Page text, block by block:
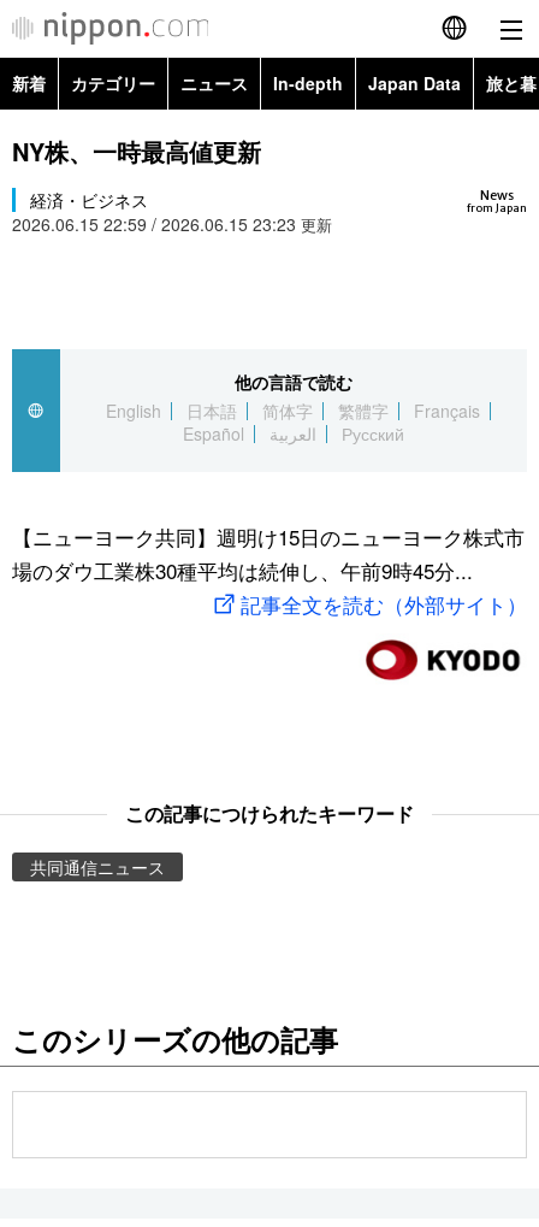
English
カテゴリー
文化
動画/Live
Images
お知らせ
新着 カテゴリー ニュース In-depth Japan Data 旅と
政治・外交
経済・ビジネス
スポーツ・東京2020
Images
NY株、一時最高値更新
News
from Japan
経済・ビジネス
2026.06.15 22:59 / 2026.06.15 23:23 更新
他の言語で読む
English
日本語 简体字 繁體字
Français
Español
العربية Русский
【ニューヨーク共同】週明け15日のニューヨーク株式市
場のダウ工業株30種平均は続伸し、午前9時45分...
記事全文を読む（外部サイト）
この記事につけられたキーワード
共同通信ニュース
このシリーズの他の記事